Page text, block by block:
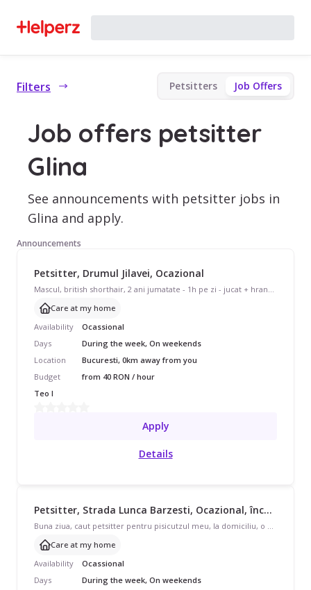
Filters Petsitters Job Offers
Job offers petsitter
Glina
See announcements with petsitter jobs in
Glina and apply.
Announcements
Petsitter, Drumul Jilavei, Ocazional
Mascul, british shorthair, 2 ani jumatate - 1h pe zi - jucat + hrana umeda + uscata + apa care sa ii ajunga 24h. Litiera inteligenta, ar fi nevoie doar de completat cu nisip si doar in una din zile de schimbat sacul si dus la gunoi. Perioada: 11 sept. - 20 sept. (10 zile)
Care at my home
Availability
Ocassional
Days
During the week, On weekends
Location
Bucuresti, 0km away from you
Budget
from 40 RON / hour
Teo I
Apply
Details
Petsitter, Strada Lunca Barzesti, Ocazional, începând cu 40 lei/oră
Care at my home
Availability
Ocassional
Days
During the week, On weekends